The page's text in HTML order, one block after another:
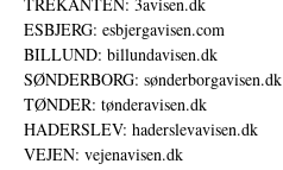
ESBJERG: esbjergavisen.com
BILLUND: billundavisen.dk
SØNDERBORG: sønderborgavisen.dk
TØNDER: tønderavisen.dk
HADERSLEV: haderslevavisen.dk
VEJEN: vejenavisen.dk